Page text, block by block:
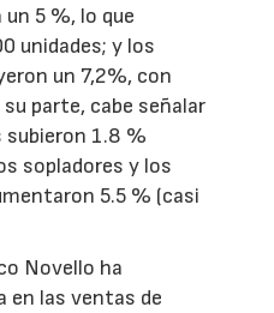
5 %, lo que
unidades; y los
un 7,2%, con
parte, cabe señalar
subieron 1.8 %
sopladores y los
5.5 % (casi
Novello ha
en las ventas de